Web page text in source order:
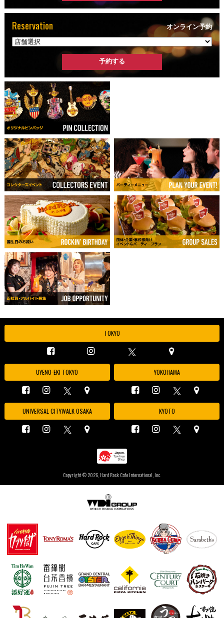
Reservation オンライン予約
TOKYO
UYENO-EKI TOKYO YOKOHAMA
UNIVERSAL CITYWALK OSAKA KYOTO
Copyright © 2026, Hard Rock Cafe International, Inc.